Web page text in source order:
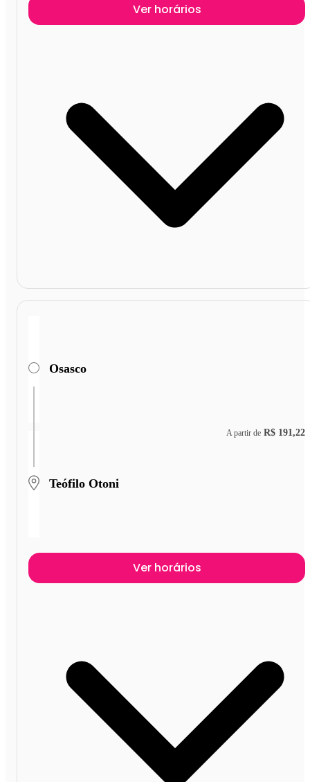
Ver horários
Osasco
Teófilo Otoni
A partir de R$ 191,22
Ver horários